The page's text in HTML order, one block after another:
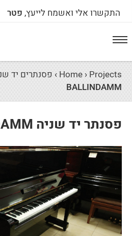
התקשרו אלי ואשמח לייעץ, פטר
Home › Projects
› פסנתרים יד
BALLINDAMM
פסנתר יד שניה BALLINDAMM